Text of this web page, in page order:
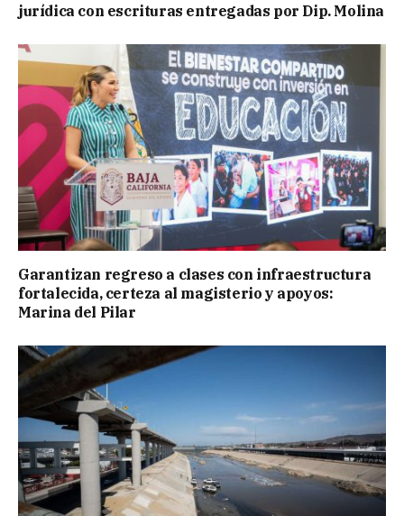
jurídica con escrituras entregadas por Dip. Molina
Garantizan regreso a clases con infraestructura
fortalecida, certeza al magisterio y apoyos:
Marina del Pilar